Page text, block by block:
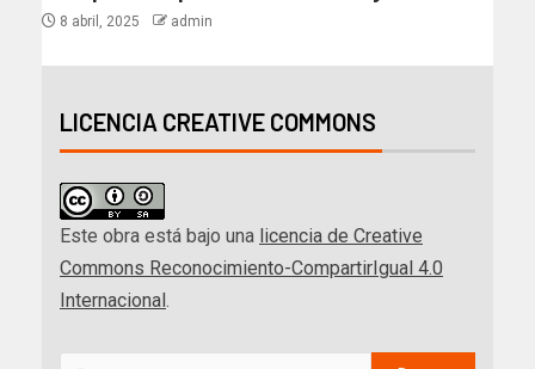
8 abril, 2025 admin
LICENCIA CREATIVE COMMONS
Este obra está bajo una licencia de Creative
Commons Reconocimiento-CompartirIgual 4.0
Internacional.